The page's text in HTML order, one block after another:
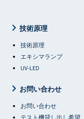
技術原理
技術原理
エキシマランプ
UV-LED
お問い合わせ
お問い合わせ
テスト機貸し出し希望